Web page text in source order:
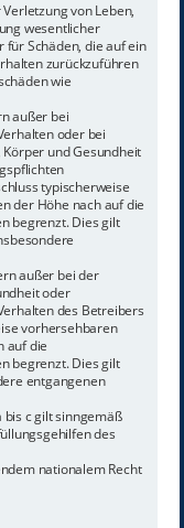
von Leben,
wesentlicher
Schäden, die auf ein
zurückzuführen
wie
außer bei
oder bei
und Gesundheit
typischerweise
der Höhe nach auf die
begrenzt. Dies gilt
außer bei der
oder
des Betreibers
vorhersehbaren
auf die
begrenzt. Dies gilt
entgangenen
c gilt sinngemäß
des
nationalem Recht